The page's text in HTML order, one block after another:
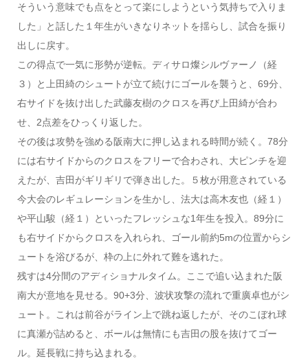
そういう意味でも点をとって楽にしようという気持ちで入りま
した」と話した１年生がいきなりネットを揺らし、試合を振り
出しに戻す。
この得点で一気に形勢が逆転。ディサロ燦シルヴァーノ（経
３）と上田綺のシュートが立て続けにゴールを襲うと、69分、
右サイドを抜け出した武藤友樹のクロスを再び上田綺が合わ
せ、2点差をひっくり返した。
その後は攻勢を強める阪南大に押し込まれる時間が続く。78分
には右サイドからのクロスをフリーで合わされ、大ピンチを迎
えたが、吉田がギリギリで弾き出した。５枚が用意されている
今大会のレギュレーションを生かし、法大は高木友也（経１）
や平山駿（経１）といったフレッシュな1年生を投入。89分に
も右サイドからクロスを入れられ、ゴール前約5mの位置からシ
ュートを浴びるが、枠の上に外れて難を逃れた。
残すは4分間のアディショナルタイム。ここで追い込まれた阪
南大が意地を見せる。90+3分、波状攻撃の流れで重廣卓也がシ
ュート。これは前谷がライン上で跳ね返したが、そのこぼれ球
に真瀬が詰めると、ボールは無情にも吉田の股を抜けてゴー
ル。延長戦に持ち込まれる。